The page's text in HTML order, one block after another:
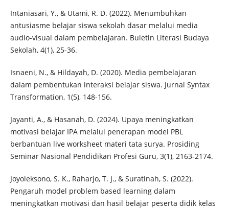
Intaniasari, Y., & Utami, R. D. (2022). Menumbuhkan
antusiasme belajar siswa sekolah dasar melalui media
audio-visual dalam pembelajaran. Buletin Literasi Budaya
Sekolah, 4(1), 25-36.
Isnaeni, N., & Hildayah, D. (2020). Media pembelajaran
dalam pembentukan interaksi belajar siswa. Jurnal Syntax
Transformation, 1(5), 148-156.
Jayanti, A., & Hasanah, D. (2024). Upaya meningkatkan
motivasi belajar IPA melalui penerapan model PBL
berbantuan live worksheet materi tata surya. Prosiding
Seminar Nasional Pendidikan Profesi Guru, 3(1), 2163-2174.
Joyoleksono, S. K., Raharjo, T. J., & Suratinah, S. (2022).
Pengaruh model problem based learning dalam
meningkatkan motivasi dan hasil belajar peserta didik kelas